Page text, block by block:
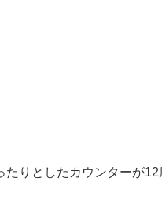
りとしたカウンターが